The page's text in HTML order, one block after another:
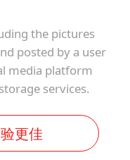
the pictures
posted by a user
media platform
services.
更佳